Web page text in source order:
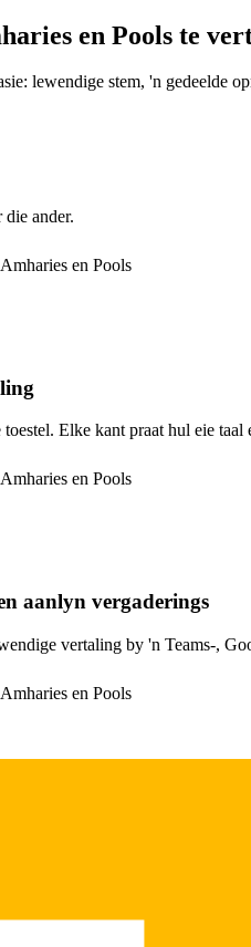
en Pools te
lewendige stem, 'n gedeelde
die ander.
en Pools
Elke kant praat hul eie taal
en Pools
aanlyn vergaderings
vertaling by 'n Teams-,
en Pools